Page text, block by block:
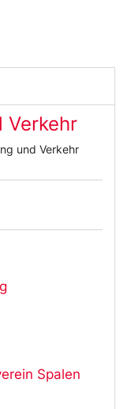
Verkehr
und Verkehr
Spalen